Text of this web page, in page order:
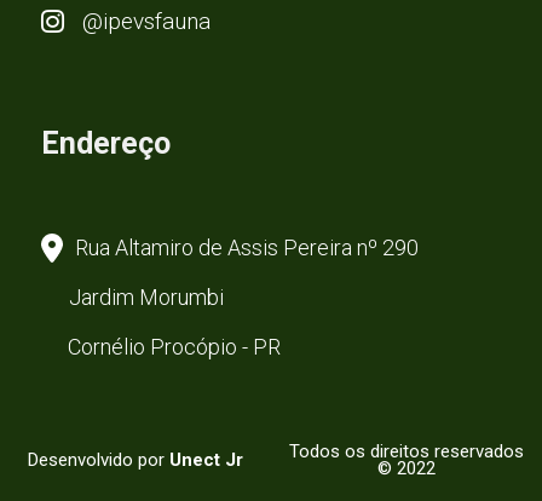
@ipevsfauna
Endereço
Rua Altamiro de Assis Pereira nº 290
Jardim Morumbi
Cornélio Procópio - PR
Desenvolvido por Unect Jr Todos os direitos reservados
© 2022